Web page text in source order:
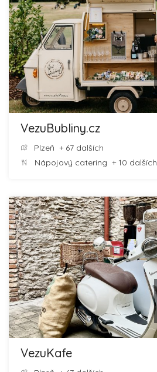
VezuBubliny.cz
Plzeň + 67 dalších
Nápojový catering + 10 dalších
VezuKafe